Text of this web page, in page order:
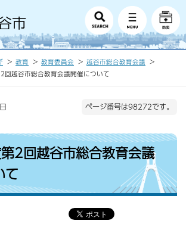
教育 教育委員会
越谷市総合教育会議
回越谷市総合教育会議開催について
ページ番号は98272です。
2回越谷市総合教育会議
て